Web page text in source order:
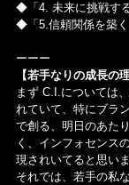
◆「4. 未来に挑戦する
◆「5.信頼関係を築く
ーーー
【若手なりの成長の
まず C.I.については
れていて、特にブラ
で創る、明日のあた
く、インフォセンス
現されいてると思いま
それでは、若手の私